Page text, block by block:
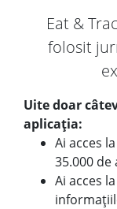
Eat &
folosit
Uite doar
aplicația:
Ai acces
35.000
Ai acces